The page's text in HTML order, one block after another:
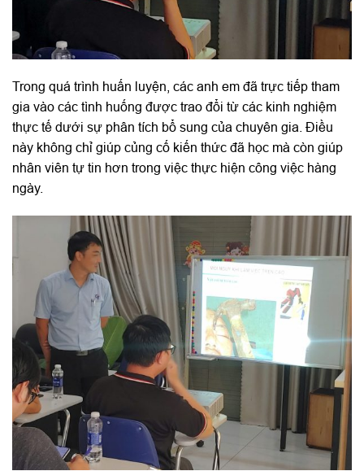
Trong quá trình huấn luyện, các anh em đã trực tiếp tham
gia vào các tình huống được trao đổi từ các kinh nghiệm
thực tế dưới sự phân tích bổ sung của chuyên gia. Điều
này không chỉ giúp củng cố kiến thức đã học mà còn giúp
nhân viên tự tin hơn trong việc thực hiện công việc hàng
ngày.